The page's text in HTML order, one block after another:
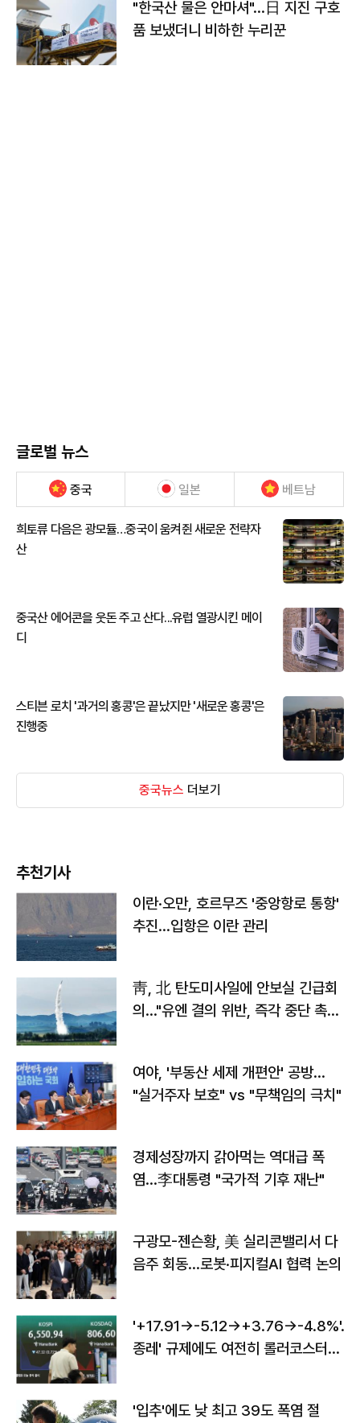
"한국산 물은 안마셔"…日 지진 구호
품 보냈더니 비하한 누리꾼
글로벌 뉴스
중국 일본 베트남
희토류 다음은 광모듈…중국이 움켜쥔 새로운 전략자
산
중국산 에어콘을 웃돈 주고 산다...유럽 열광시킨 메이
디
스티븐 로치 '과거의 홍콩'은 끝났지만 '새로운 홍콩'은
진행중
중국뉴스 더보기
추천기사
이란·오만, 호르무즈 '중앙항로 통항'
추진…입항은 이란 관리
靑, 北 탄도미사일에 안보실 긴급회
의…"유엔 결의 위반, 즉각 중단 촉
여야, '부동산 세제 개편안' 공방…
"실거주자 보호" vs "무책임의 극치"
경제성장까지 갉아먹는 역대급 폭
염…李대통령 "국가적 기후 재난"
구광모-젠슨황, 美 실리콘밸리서 다
음주 회동…로봇·피지컬AI 협력 논의
'+17.91→-5.12→+3.76→-4.8%'…'
종레' 규제에도 여전히 롤러코스터
'입추'에도 낮 최고 39도 폭염 절